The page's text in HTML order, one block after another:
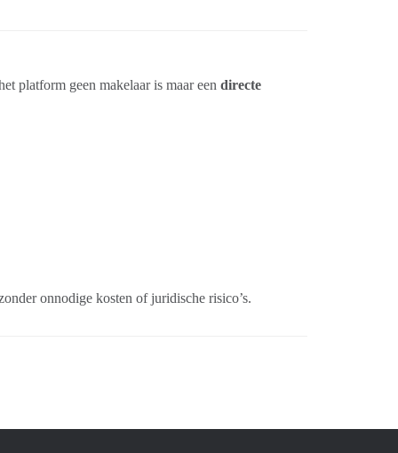
platform geen makelaar is maar een directe
onnodige kosten of juridische risico’s.